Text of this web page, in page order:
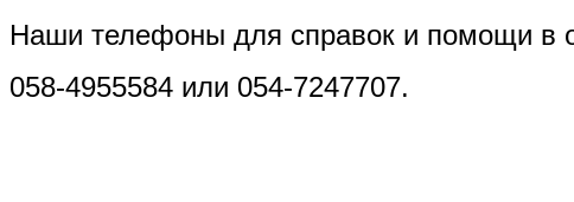
Наши телефоны для справок и помощи в
058-4955584 или 054-7247707.